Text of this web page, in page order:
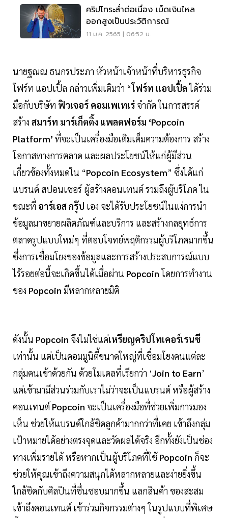
คริปโทระส่ำต่อเนื่อง เม็ดเงินไหล
ออกสูงเป็นประวัติการณ์
11 ม.ค. 2565 | 06:52 น.
นายฐณณ ธนกรประภา หัวหน้าเจ้าหน้าที่บริหารธุรกิจ
โฟร์ท แอปเปิ้ล กล่าวเพิ่มเติมว่า “โฟร์ท แอปเปิ้ลได้ร่วม
มือกับบริษัท ฟิวเจอร์ คอมเพเทเร่ จำกัด ในการสรรค์
สร้าง สมาร์ท มาร์เก็ตติ้ง แพลตฟอร์ม ‘Popcoin
Platform’ ที่จะเป็นเครื่องมือเติมเต็มความต้องการ สร้าง
โอกาสทางการตลาด และผลประโยชน์ให้แก่ผู้มีส่วน
เกี่ยวข้องทั้งหมดใน “Popcoin Ecosystem” ซึ่งได้แก่
แบรนด์ สปอนเซอร์ ผู้สร้างคอนเทนต์ รวมถึงผู้บริโภค ใน
ขณะที่ อาร์เอส กรุ๊ป เอง จะได้รับประโยชน์ในแง่การนำ
ข้อมูลมาขยายผลิตภัณฑ์และบริการ และสร้างกลยุทธ์การ
ตลาดรูปแบบใหม่ๆ ที่ตอบโจทย์พฤติกรรมผู้บริโภคมากขึ้น
ซึ่งการเชื่อมโยงของข้อมูลและการสร้างประสบการณ์แบบ
ไร้รอยต่อนี้จะเกิดขึ้นได้เมื่อผ่าน Popcoinโดยการทำงาน
ของ Popcoin มีหลากหลายมิติ
ดังนั้น Popcoin จึงไม่ใช่แค่เหรียญคริปโทเคอร์เรนซี
เท่านั้น แต่เป็นคอมมูนิตี้ขนาดใหญ่ที่เชื่อมโยงคนแต่ละ
กลุ่มคนเข้าด้วยกัน ด้วยโมเดลที่เรียกว่า ‘Join to Earn’
แค่เข้ามามีส่วนร่วมกับเราไม่ว่าจะเป็นแบรนด์ หรือผู้สร้าง
คอนเทนต์ Popcoin จะเป็นเครื่องมือที่ช่วยเพิ่มการมอง
เห็น ช่วยให้แบรนด์ใกล้ชิดลูกค้ามากกว่าที่เคย เข้าถึงกลุ่ม
เป้าหมายได้อย่างตรงจุดและวัดผลได้จริง อีกทั้งยังเป็นช่อง
ทางเพิ่มรายได้ หรือหากเป็นผู้บริโภคที่ใช้Popcoin ก็จะ
ช่วยให้คุณเข้าถึงความสนุกได้หลากหลายและง่ายยิ่งขึ้น
ใกล้ชิดกับศิลปินที่ชื่นชอบมากขึ้น แลกสินค้า ของสะสม
เข้าถึงคอนเทนต์ เข้าร่วมกิจกรรมต่างๆ ในรูปแบบที่พิเศษ